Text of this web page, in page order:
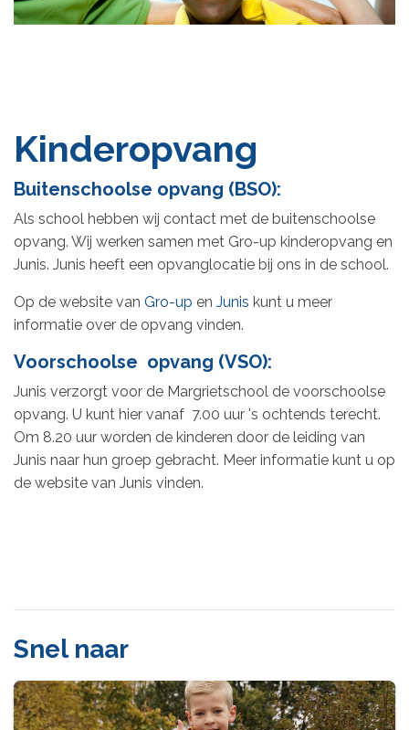
Kinderopvang
Buitenschoolse opvang (BSO):
Als school hebben wij contact met de buitenschoolse
opvang. Wij werken samen met Gro-up kinderopvang en
Junis. Junis heeft een opvanglocatie bij ons in de school.
Op de website van Gro-up en Junis kunt u meer
informatie over de opvang vinden.
Voorschoolse opvang (VSO):
Junis verzorgt voor de Margrietschool de voorschoolse
opvang. U kunt hier vanaf 7.00 uur 's ochtends terecht.
Om 8.20 uur worden de kinderen door de leiding van
Junis naar hun groep gebracht. Meer informatie kunt u op
de website van Junis vinden.
Snel naar